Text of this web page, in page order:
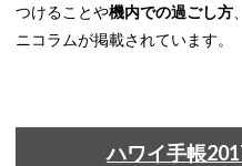
つけることや機内での過ごし方、
ニコラムが掲載されています。
ハワイ手帳